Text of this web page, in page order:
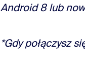
Android 8 lub
*Gdy połączysz